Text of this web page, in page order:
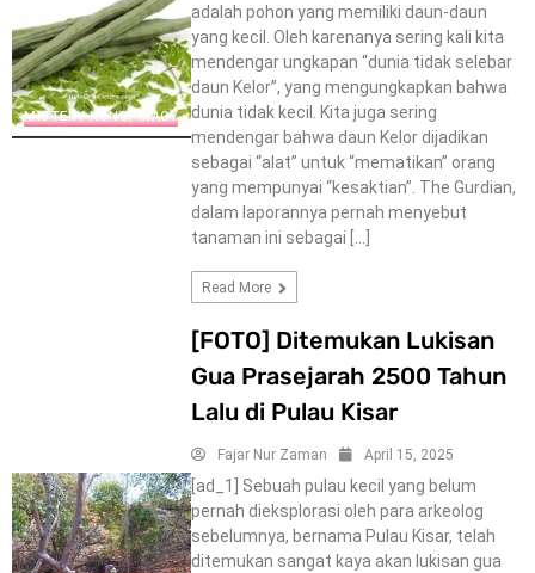
MISTERY-KONSPIRACY
adalah pohon yang memiliki daun-daun
yang kecil. Oleh karenanya sering kali kita
mendengar ungkapan “dunia tidak selebar
daun Kelor”, yang mengungkapkan bahwa
dunia tidak kecil. Kita juga sering
mendengar bahwa daun Kelor dijadikan
sebagai “alat” untuk “mematikan” orang
yang mempunyai “kesaktian”. The Gurdian,
dalam laporannya pernah menyebut
tanaman ini sebagai […]
Read More
[FOTO] Ditemukan Lukisan
Gua Prasejarah 2500 Tahun
Lalu di Pulau Kisar
Fajar Nur Zaman April 15, 2025
[ad_1] Sebuah pulau kecil yang belum
pernah dieksplorasi oleh para arkeolog
sebelumnya, bernama Pulau Kisar, telah
ditemukan sangat kaya akan lukisan gua